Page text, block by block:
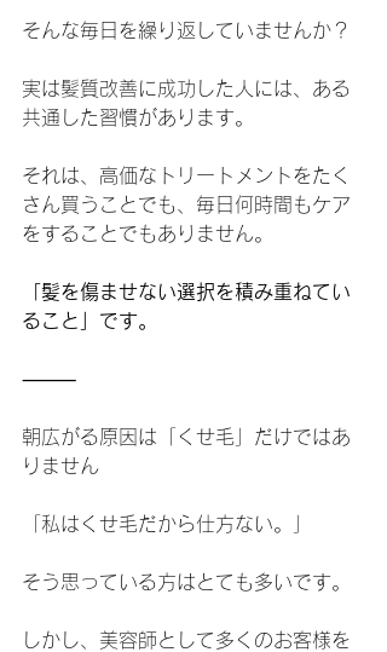
そんな毎日を繰り返していませんか？
実は髪質改善に成功した人には、ある
共通した習慣があります。
それは、高価なトリートメントをたく
さん買うことでも、毎日何時間もケア
をすることでもありません。
「髪を傷ませない選択を積み重ねてい
ること」です。
⸻
朝広がる原因は「くせ毛」だけではあ
りません
「私はくせ毛だから仕方ない。」
そう思っている方はとても多いです。
しかし、美容師として多くのお客様を